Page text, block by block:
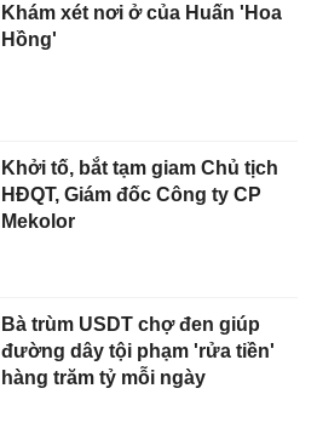
Khám xét nơi ở của Huấn 'Hoa
Hồng'
Khởi tố, bắt tạm giam Chủ tịch
HĐQT, Giám đốc Công ty CP
Mekolor
Bà trùm USDT chợ đen giúp
đường dây tội phạm 'rửa tiền'
hàng trăm tỷ mỗi ngày